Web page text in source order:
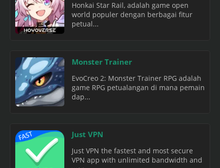
Honkai Star Rail, adalah game open
world populer dengan berbagai fitur
petual...
Monster Trainer
EvoCreo 2: Monster Trainer RPG adalah
game RPG petualangan di mana pemain
dap...
Just VPN
Just VPN the fastest and most secure
VPN app with unlimited bandwidth and